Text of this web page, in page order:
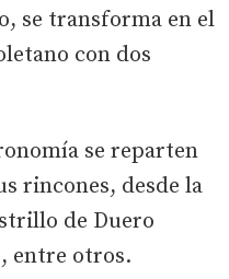
se transforma en el
con dos
se reparten
rincones, desde la
de Duero
entre otros.